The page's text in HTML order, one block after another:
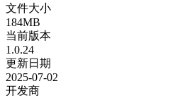
文件大小
184MB
当前版本
1.0.24
更新日期
2025-07-02
开发商